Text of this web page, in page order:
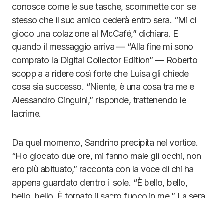
conosce come le sue tasche, scommette con se
stesso che il suo amico cederà entro sera. “Mi ci
gioco una colazione al McCafé,” dichiara. E
quando il messaggio arriva — “Alla fine mi sono
comprato la Digital Collector Edition” — Roberto
scoppia a ridere così forte che Luisa gli chiede
cosa sia successo. “Niente, è una cosa tra me e
Alessandro Cinguini,” risponde, trattenendo le
lacrime.
Da quel momento, Sandrino precipita nel vortice.
“Ho giocato due ore, mi fanno male gli occhi, non
ero più abituato,” racconta con la voce di chi ha
appena guardato dentro il sole. “È bello, bello,
bello, bello. È tornato il sacro fuoco in me.” La sera